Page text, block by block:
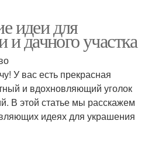
идеи для
дачного участка
У вас есть прекрасная
и вдохновляющий уголок
В этой статье мы расскажем
идеях для украшения